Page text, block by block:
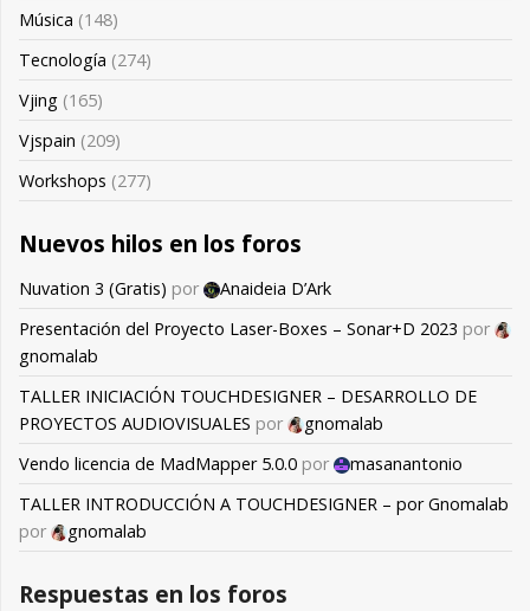
Música (148)
Tecnología (274)
Vjing (165)
Vjspain (209)
Workshops (277)
Nuevos hilos en los foros
Nuvation 3 (Gratis) por
Anaideia D’Ark
Presentación del Proyecto Laser-Boxes – Sonar+D 2023 por
gnomalab
TALLER INICIACIÓN TOUCHDESIGNER – DESARROLLO DE
PROYECTOS AUDIOVISUALES por
gnomalab
Vendo licencia de MadMapper 5.0.0 por
masanantonio
TALLER INTRODUCCIÓN A TOUCHDESIGNER – por Gnomalab
por
gnomalab
Respuestas en los foros